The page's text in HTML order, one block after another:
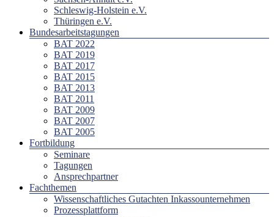
Schleswig-Holstein e.V.
Thüringen e.V.
Bundesarbeitstagungen
BAT 2022
BAT 2019
BAT 2017
BAT 2015
BAT 2013
BAT 2011
BAT 2009
BAT 2007
BAT 2005
Fortbildung
Seminare
Tagungen
Ansprechpartner
Fachthemen
Wissenschaftliches Gutachten Inkassounternehmen
Prozessplattform